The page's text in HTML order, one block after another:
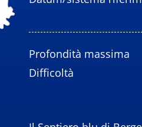
Profondità massima
Difficoltà